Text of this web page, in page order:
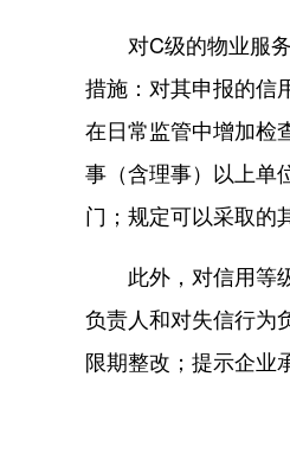
对C级的物业服务
措施：对其申报的信
在日常监管中增加检
事（含理事）以上单
门；规定可以采取的
此外，对信用等级
负责人和对失信行为
限期整改；提示企业